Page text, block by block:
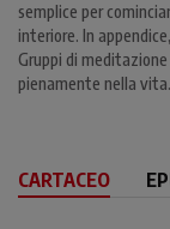
semplice per
interiore. In
Gruppi di
pienamente nella vita.
CARTACEO